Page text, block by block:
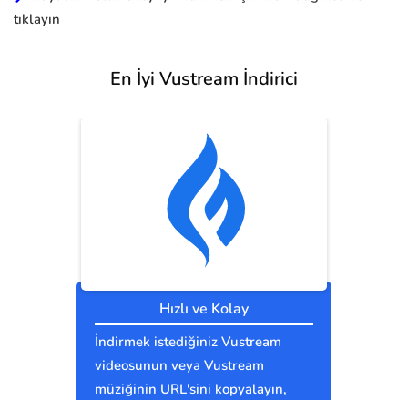
tıklayın
En İyi Vustream İndirici
Hızlı ve Kolay
İndirmek istediğiniz Vustream
videosunun veya Vustream
müziğinin URL'sini kopyalayın,